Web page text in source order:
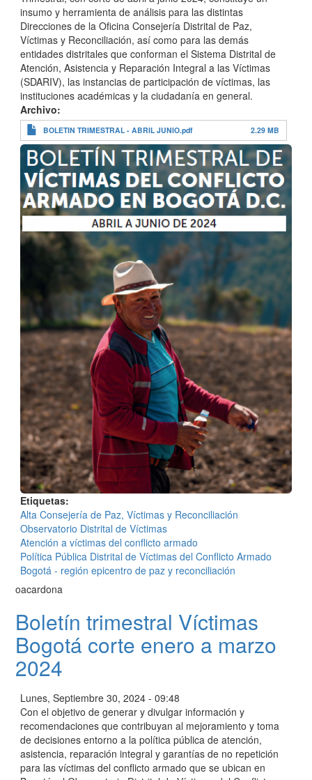
insumo y herramienta de análisis para las distintas
Direcciones de la Oficina Consejería Distrital de Paz,
Víctimas y Reconciliación, así como para las demás
entidades distritales que conforman el Sistema Distrital de
Atención, Asistencia y Reparación Integral a las Víctimas
(SDARIV), las instancias de participación de víctimas, las
instituciones académicas y la ciudadanía en general.
Archivo
BOLETIN TRIMESTRAL - ABRIL JUNIO.pdf 2.29 MB
Etiquetas
Alta Consejería de Paz, Víctimas y Reconciliación
Observatorio Distrital de Víctimas
Atención a víctimas del conflicto armado
Política Pública Distrital de Víctimas del Conflicto Armado
Bogotá - región epicentro de paz y reconciliación
oacardona
Boletín trimestral Víctimas
Bogotá corte enero a marzo
2024
Lunes, Septiembre 30, 2024 - 09:48
Con el objetivo de generar y divulgar información y
recomendaciones que contribuyan al mejoramiento y toma
de decisiones entorno a la política pública de atención,
asistencia, reparación integral y garantías de no repetición
para las víctimas del conflicto armado que se ubican en